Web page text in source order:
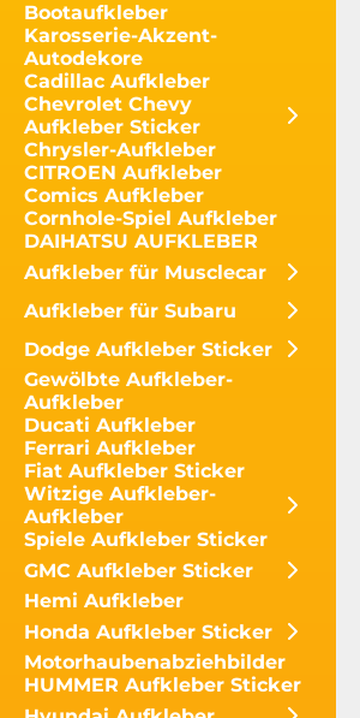
Bootaufkleber
Karosserie-Akzent-
Autodekore
Cadillac Aufkleber
Chevrolet Chevy
Aufkleber Sticker
Chrysler-Aufkleber
CITROEN Aufkleber
Comics Aufkleber
Cornhole-Spiel Aufkleber
DAIHATSU AUFKLEBER
Aufkleber für Musclecar
Aufkleber für Subaru
Dodge Aufkleber Sticker
Gewölbte Aufkleber-
Aufkleber
Ducati Aufkleber
Ferrari Aufkleber
Fiat Aufkleber Sticker
Witzige Aufkleber-
Aufkleber
Spiele Aufkleber Sticker
GMC Aufkleber Sticker
Hemi Aufkleber
Honda Aufkleber Sticker
Motorhaubenabziehbilder
HUMMER Aufkleber Sticker